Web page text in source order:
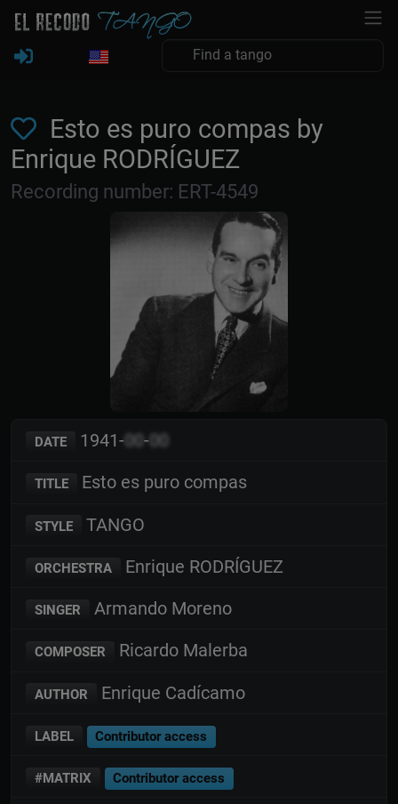
Esto es puro compas by
Enrique RODRÍGUEZ
Recording number: ERT-4549
DATE 1941-00 -00
TITLE Esto es puro compas
STYLE TANGO
ORCHESTRA Enrique RODRÍGUEZ
SINGER Armando Moreno
COMPOSER Ricardo Malerba
AUTHOR Enrique Cadícamo
LABEL Contributor access
#MATRIX Contributor access